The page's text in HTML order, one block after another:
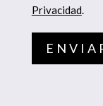
Privacidad.